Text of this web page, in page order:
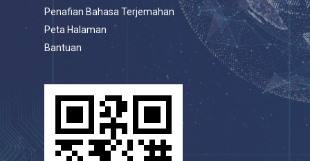
Penafian Bahasa Terjemahan
Peta Halaman
Bantuan